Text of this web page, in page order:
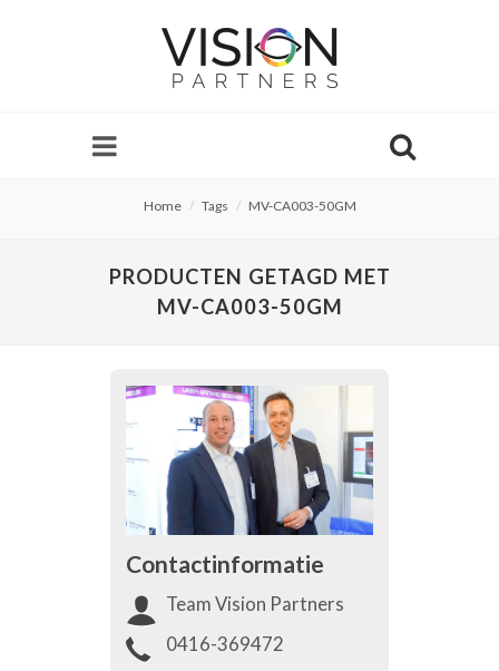
Home Tags MV-CA003-50GM
PRODUCTEN GETAGD MET
MV-CA003-50GM
Contactinformatie
Team Vision Partners
0416-369472